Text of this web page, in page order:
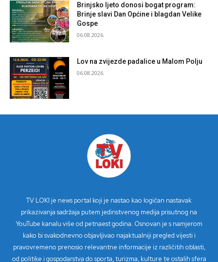
Brinjsko ljeto donosi bogat program:
Brinje slavi Dan Općine i blagdan Velike
Gospe
06.08.2026.
Lov na zvijezde padalice u Malom Polju
06.08.2026.
TV LOKI je news portal koji je nastao kao logičan nastavak
prikazivanja sadržaja putem jedinstvenog medija prisutnog na
YouTube kanalu više od petnaest godina. Osnovan je s namjerom
kako bi svakodnevno objavljivao najaktualniji pregled vijesti i
pravovremeno prenosio relevantne informacije iz različitih oblasti,
od politike i gospodarstva do sporta, turizma, kulture te ostalih sfera